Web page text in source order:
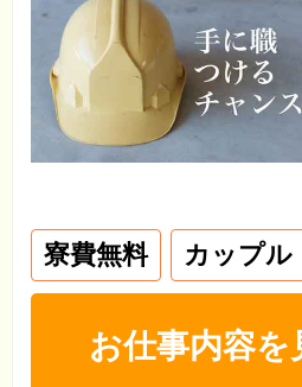
寮費無料 カップル
お仕事内容を